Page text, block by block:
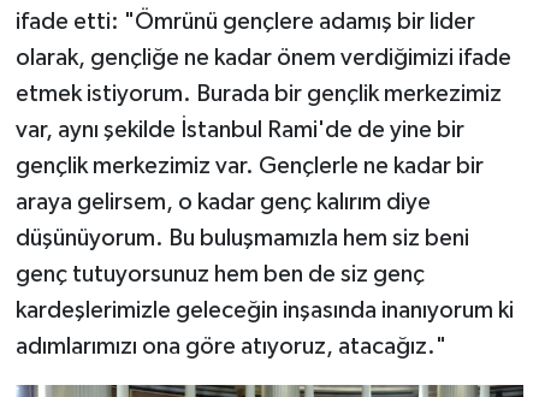
ifade etti: "Ömrünü gençlere adamış bir lider
olarak, gençliğe ne kadar önem verdiğimizi ifade
etmek istiyorum. Burada bir gençlik merkezimiz
var, aynı şekilde İstanbul Rami'de de yine bir
gençlik merkezimiz var. Gençlerle ne kadar bir
araya gelirsem, o kadar genç kalırım diye
düşünüyorum. Bu buluşmamızla hem siz beni
genç tutuyorsunuz hem ben de siz genç
kardeşlerimizle geleceğin inşasında inanıyorum ki
adımlarımızı ona göre atıyoruz, atacağız."